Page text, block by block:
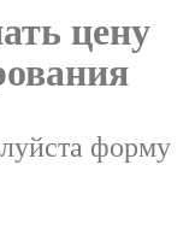
цену
форму